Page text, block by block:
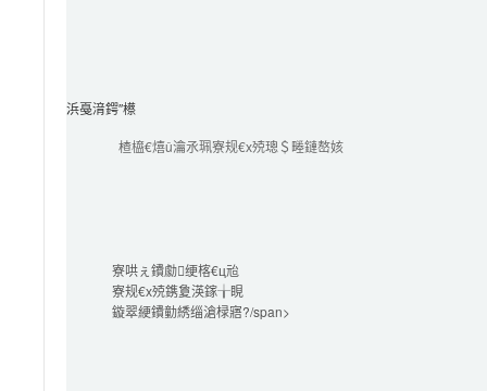
浜戞湇鍔″櫒
楂橀€熺ǔ瀹氶珮寮规€х殑璁＄畻鏈嶅姟
寮哄ぇ鐨勮绠楁€ц兘
寮规€х殑鎸夐渶鎵╁睍
鏇翠綆鐨勭綉缁滄椂寤?/span>